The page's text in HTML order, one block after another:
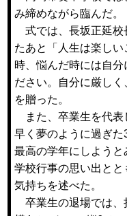
み締めながら臨んだ。
式では、長坂正延校
たあと「人生は楽し
時、悩んだ時には自分
ださい。自分に厳し
を贈った。
また、卒業生を代表
早く夢のように過ぎ
最高の学年にしようと
学校行事の思い出と
気持ちを述べた。
卒業生の退場では、